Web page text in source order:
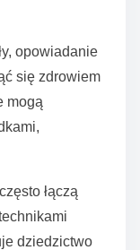
opowiadanie
się zdrowiem
mogą
łączą
dziedzictwo